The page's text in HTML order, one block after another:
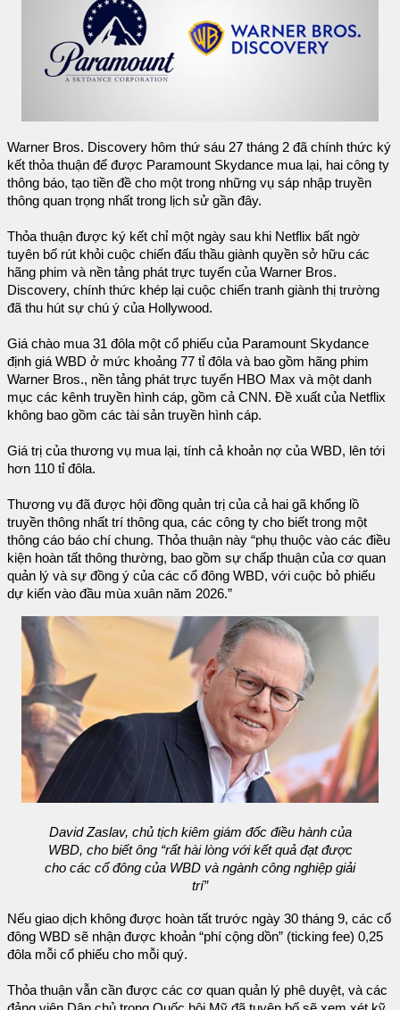
Warner Bros. Discovery hôm thứ sáu 27 tháng 2 đã chính thức ký
kết thỏa thuận để được Paramount Skydance mua lại, hai công ty
thông báo, tạo tiền đề cho một trong những vụ sáp nhập truyền
thông quan trọng nhất trong lịch sử gần đây.
Thỏa thuận được ký kết chỉ một ngày sau khi Netflix bất ngờ
tuyên bố rút khỏi cuộc chiến đấu thầu giành quyền sở hữu các
hãng phim và nền tảng phát trực tuyến của Warner Bros.
Discovery, chính thức khép lại cuộc chiến tranh giành thị trường
đã thu hút sự chú ý của Hollywood.
Giá chào mua 31 đôla một cổ phiếu của Paramount Skydance
định giá WBD ở mức khoảng 77 tỉ đôla và bao gồm hãng phim
Warner Bros., nền tảng phát trực tuyến HBO Max và một danh
mục các kênh truyền hình cáp, gồm cả CNN. Đề xuất của Netflix
không bao gồm các tài sản truyền hình cáp.
Giá trị của thương vụ mua lại, tính cả khoản nợ của WBD, lên tới
hơn 110 tỉ đôla.
Thương vụ đã được hội đồng quản trị của cả hai gã khổng lồ
truyền thông nhất trí thông qua, các công ty cho biết trong một
thông cáo báo chí chung. Thỏa thuận này “phụ thuộc vào các điều
kiện hoàn tất thông thường, bao gồm sự chấp thuận của cơ quan
quản lý và sự đồng ý của các cổ đông WBD, với cuộc bỏ phiếu
dự kiến vào đầu mùa xuân năm 2026.”
David Zaslav, chủ tịch kiêm giám đốc điều hành của
WBD, cho biết ông “rất hài lòng với kết quả đạt được
cho các cổ đông của WBD và ngành công nghiệp giải
trí”
Nếu giao dịch không được hoàn tất trước ngày 30 tháng 9, các cổ
đông WBD sẽ nhận được khoản “phí cộng dồn” (ticking fee) 0,25
đôla mỗi cổ phiếu cho mỗi quý.
Thỏa thuận vẫn cần được các cơ quan quản lý phê duyệt, và các